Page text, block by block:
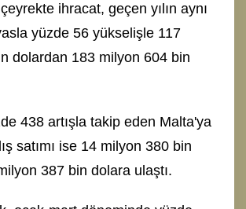
ihracat, geçen yılın aynı
yüzde 56 yükselişle 117
dolardan 183 milyon 604 bin
438 artışla takip eden Malta'ya
satımı ise 14 milyon 380 bin
387 bin dolara ulaştı.